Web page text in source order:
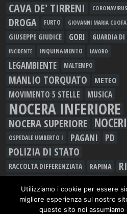
CAVA DE' TIRRENI CORONAVIRUS
DROGA FURTO GIOVANNI MARIA
GIUSEPPE GIUDICE GORI GUARDIA
INCIDENTE INQUINAMENTO LAVORO
LEGAMBIENTE MALTEMPO
MANLIO TORQUATO METEO
MOVIMENTO 5 STELLE MUSICA
NOCERA INFERIORE
NOCERA SUPERIORE
OSPEDALE UMBERTO I PAGANI PD
POLIZIA DI STATO
RACCOLTA DIFFERENZIATA RAPINA
SALERNO
SAN MARZANO SUL SARNO SARNO
TRASPORTI TRUFFE
Utilizziamo i cookie per essere
migliore esperienza sul nostro
questo sito noi